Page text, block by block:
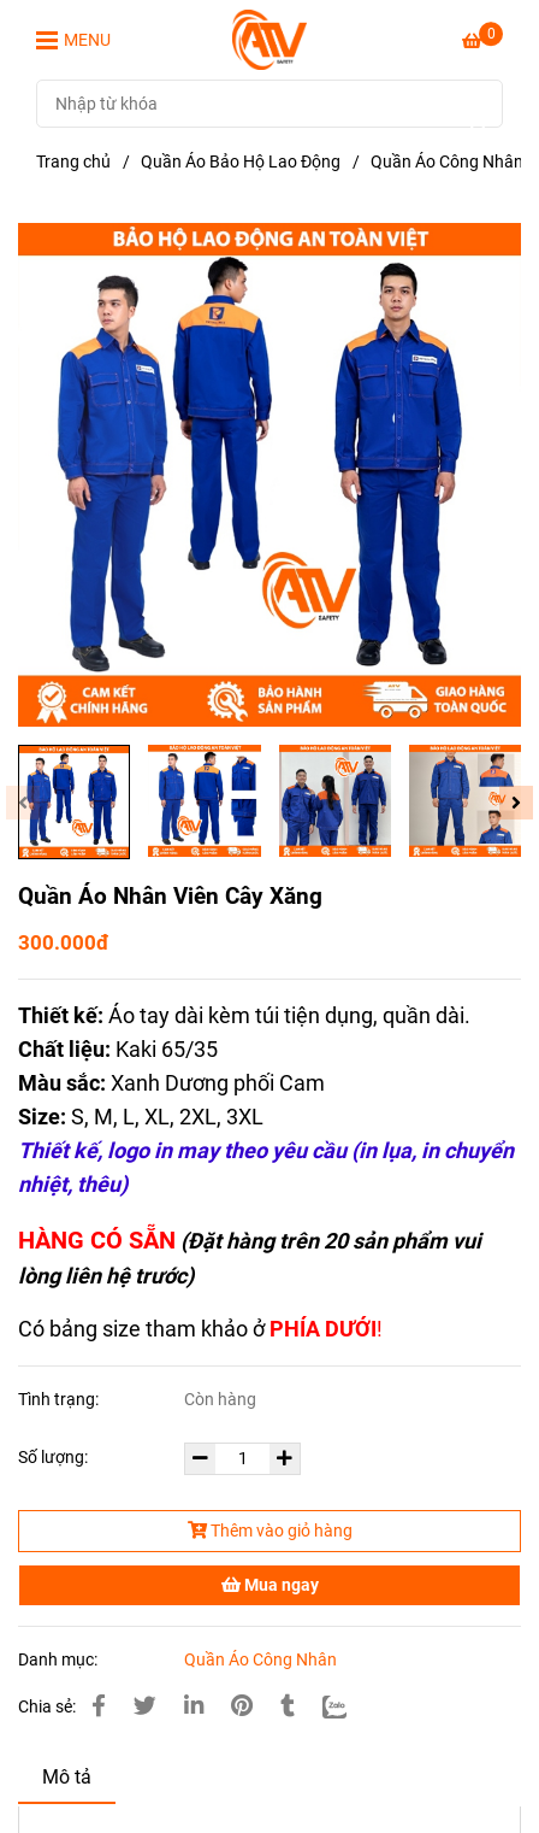
0
MENU
Trang chủ / Quần Áo Bảo Hộ Lao Động / Quần Áo Công Nhân
Quần Áo Nhân Viên Cây Xăng
300.000đ
Thiết kế: Áo tay dài kèm túi tiện dụng, quần dài.
Chất liệu: Kaki 65/35
Màu sắc: Xanh Dương phối Cam
Size: S, M, L, XL, 2XL, 3XL
Thiết kế, logo in may theo yêu cầu (in lụa, in chuyển
nhiệt, thêu)
HÀNG CÓ SẴN (Đặt hàng trên 20 sản phẩm vui
lòng liên hệ trước)
Có bảng size tham khảo ởPHÍA DƯỚI!
Tình trạng: Còn hàng
Số lượng:
Thêm vào giỏ hàng
Mua ngay
Danh mục: Quần Áo Công Nhân
Chia sẻ:
Mô tả